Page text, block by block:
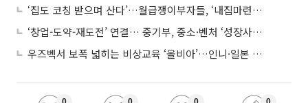
‘집도 코칭 받으며 산다’…월급쟁이부자들, ‘내집마련’ 신청 증가세
‘창업-도약-재도전’ 연결… 중기부, 중소·벤처 ‘성장사다리’ 짓는다
우즈벡서 보폭 넓히는 비상교육 ‘올비아’…인니·일본 진출 타진